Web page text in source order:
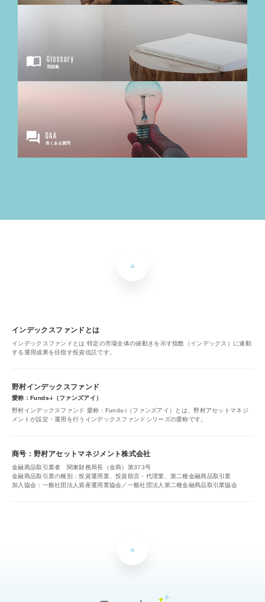
用語集
良くある質問
インデックスファンドとは
インデックスファンドとは 特定の市場全体の値動きを示す指数（インデックス）に連動
する運用成果を目指す投資信託です。
野村インデックスファンド
愛称：Funds-i（ファンズアイ）
野村インデックスファンド 愛称：Funds-i（ファンズアイ）とは、野村アセットマネジ
メントが設定・運用を行うインデックスファンドシリーズの愛称です。
商号：野村アセットマネジメント株式会社
金融商品取引業者 関東財務局長（金商）第373号
金融商品取引業の種別：投資運用業、投資助言・代理業、第二種金融商品取引業
加入協会：一般社団法人資産運用業協会／一般社団法人第二種金融商品取引業協会